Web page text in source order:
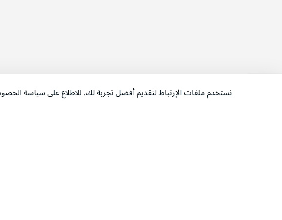
نستخدم ملفات الإرتباط لتقديم أفضل تجربة لك. للاطلاع على سياسة